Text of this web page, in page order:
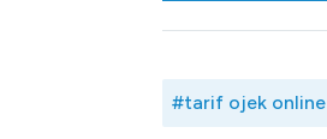
#tarif ojek online